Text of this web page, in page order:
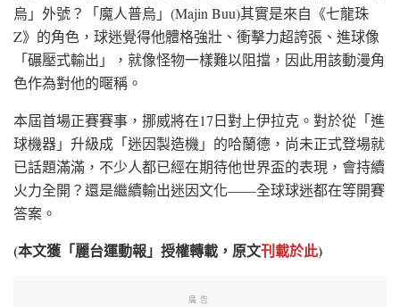
烏」外號？「魔人普烏」(Majin Buu)其實是來自《七龍珠
Z》的角色，球迷覺得他體格強壯、衝擊力超誇張、進球像
「碾壓式輸出」，就像怪物一樣難以阻擋，因此用該動漫角
色作為對他的暱稱。
本屆首場正賽賽事，挪威將在17日對上伊拉克。對於從「進
球機器」升級成「迷因製造機」的哈蘭德，尚未正式登場就
已話題滿滿，不少人都已經在期待他世界盃的表現，會持續
火力全開？還是繼續輸出迷因文化——全球球迷都在等開賽
答案。
(本文獲「麗台運動報」授權轉載，原文刊載於此)
廣告